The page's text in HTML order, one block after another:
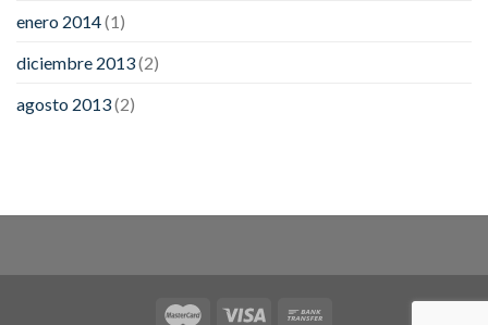
enero 2014(1)
diciembre 2013(2)
agosto 2013(2)